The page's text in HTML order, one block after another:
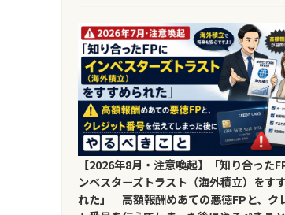
【2026年8月・注意喚起】「知り合った
ンベスターズトラスト（海外積立）をす
れた」｜高額報酬めあての悪徳FPと、ク